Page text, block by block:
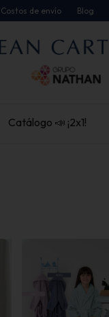
Costos de envío Blog
Catálogo 📣 ¡2x1!